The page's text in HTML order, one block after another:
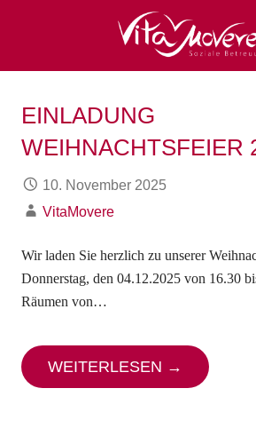
VITA MOVERE
EINLADUNG
WEIHNACHTSFEIER
10. November 2025
VitaMovere
Wir laden Sie herzlich zu unserer
Donnerstag, den 04.12.2025 von 16.30
Räumen von…
WEITERLESEN →